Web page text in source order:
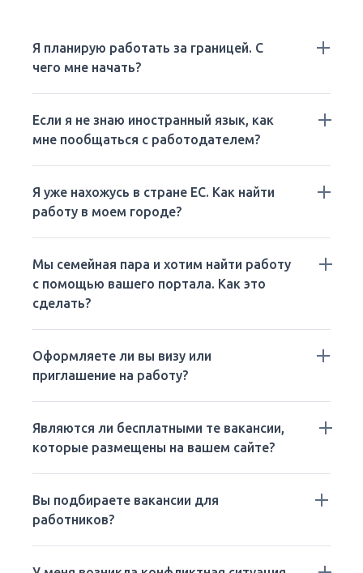
Я планирую работать за границей. С
чего мне начать?
Если я не знаю иностранный язык, как
мне пообщаться с работодателем?
Я уже нахожусь в стране ЕС. Как найти
работу в моем городе?
Мы семейная пара и хотим найти работу
с помощью вашего портала. Как это
сделать?
Оформляете ли вы визу или
приглашение на работу?
Являются ли бесплатными те вакансии,
которые размещены на вашем сайте?
Вы подбираете вакансии для
работников?